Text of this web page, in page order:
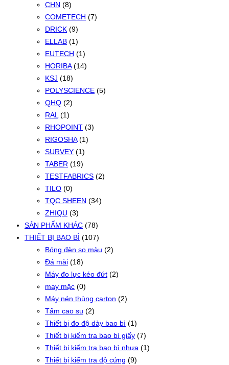
CHN (8)
COMETECH (7)
DRICK (9)
ELLAB (1)
EUTECH (1)
HORIBA (14)
KSJ (18)
POLYSCIENCE (5)
QHQ (2)
RAL (1)
RHOPOINT (3)
RIGOSHA (1)
SURVEY (1)
TABER (19)
TESTFABRICS (2)
TILO (0)
TQC SHEEN (34)
ZHIQU (3)
SẢN PHẨM KHÁC (78)
THIẾT BỊ BAO BÌ (107)
Bóng đèn so màu (2)
Đá mài (18)
Máy đo lực kéo đứt (2)
may mặc (0)
Máy nén thùng carton (2)
Tấm cao su (2)
Thiết bị đo độ dày bao bì (1)
Thiết bị kiểm tra bao bì giấy (7)
Thiết bị kiểm tra bao bì nhựa (1)
Thiết bị kiểm tra độ cứng (9)